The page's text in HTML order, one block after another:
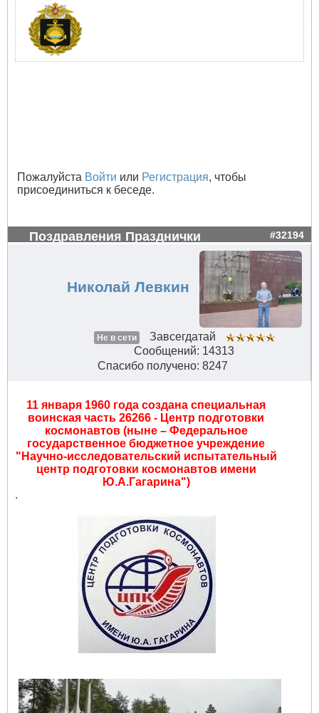
Пожалуйста Войти или Регистрация, чтобы
присоединиться к беседе.
Поздравления Празднички #32194
Николай Левкин
Не в сети
Завсегдатай
Сообщений: 14313
Спасибо получено: 8247
11 января 1960 года создана специальная
воинская часть 26266 - Центр подготовки
космонавтов (ныне – Федеральное
государственное бюджетное учреждение
"Научно-исследовательский испытательный
центр подготовки космонавтов имени
Ю.А.Гагарина")
.